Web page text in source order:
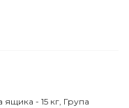
ящика - 15 кг, Група